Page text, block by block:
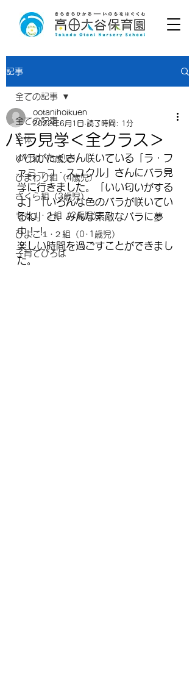
記事
全ての記事
全体
ゆり組（5歳児）
ひまわり組（4歳児）
さくら組（3歳児）
もも１･２組（2歳児）
ひよこ１･２組（0･1歳児）
子育てひろば
全ての記事
バラ見学＜全クラス＞
ootanihoikuen
2022年6月1日 読了時間: 1分
バラがたくさん咲いている「ラ・フ
ァミーユ・スユクル」さんにバラ見
学に行きました。「いい匂いがする
よ」「いろんな色のバラが咲いてい
るね」と、みんな素敵なバラに夢
中！！
楽しい時間を過ごすことができまし
た。